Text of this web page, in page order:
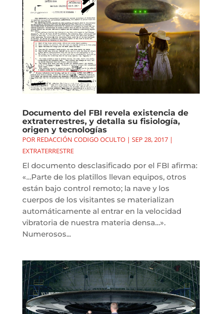
Documento del FBI revela existencia de
extraterrestres, y detalla su fisiología,
origen y tecnologías
POR REDACCIÓN CODIGO OCULTO| SEP 28, 2017|
EXTRATERRESTRE
El documento desclasificado por el FBI afirma:
«…Parte de los platillos llevan equipos, otros
están bajo control remoto; la nave y los
cuerpos de los visitantes se materializan
automáticamente al entrar en la velocidad
vibratoria de nuestra materia densa…».
Numerosos...